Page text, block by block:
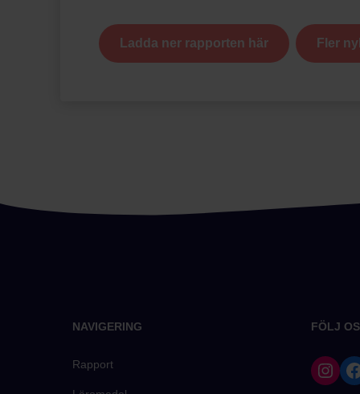
Ladda ner rapporten här Fler
NAVIGERING
Rapport
FÖLJ